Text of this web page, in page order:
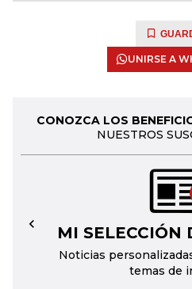
UNIRSE A
CONOZCA LOS
NUESTROS
MI SELECCIÓN
Noticias
temas de
←